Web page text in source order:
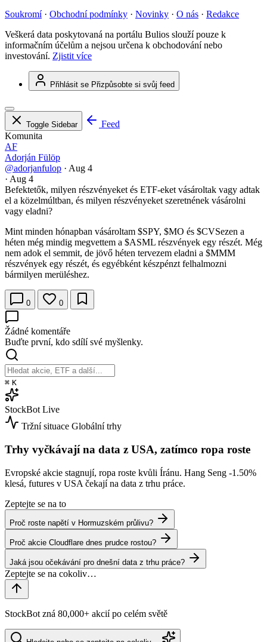
Soukromí · Obchodní podmínky · Novinky · O nás · Redakce
Veškerá data poskytovaná na portálu Bulios slouží pouze k
informačním účelům a nejsou určena k obchodování nebo
investování. Zjistit více
Přihlásit se Přizpůsobte si svůj feed
Toggle Sidebar
Feed
Komunita
AF
Adorján Fülöp
@adorjanfulop · Aug 4
· Aug 4
Befektetők, milyen részvényeket és ETF-eket vásároltak vagy adtak
el a közelmúltban, és milyen részvényeket szeretnének vásárolni
vagy eladni?
Mint minden hónapban vásároltam $SPY, $MO és $CVSezen a
héten még mindig megvettem a $ASML részvények egy részét. Még
nem adok el semmit, de jövő héten tervezem eladni a $MMM
részvények egy részét, és egyébként készpénzt felhalmozni
bármilyen merüléshez.
0 0
Žádné komentáře
Buďte první, kdo sdílí své myšlenky.
⌘ K
StockBot Live
Tržní situace Globální trhy
Trhy vyčkávají na data z USA, zatímco ropa roste
Evropské akcie stagnují, ropa roste kvůli Íránu. Hang Seng -1.50%
klesá, futures v USA čekají na data z trhu práce.
Zeptejte se na to
Proč roste napětí v Hormuzském průlivu?
Proč akcie Cloudflare dnes prudce rostou?
Jaká jsou očekávání pro dnešní data z trhu práce?
StockBot zná 80,000+ akcií po celém světě